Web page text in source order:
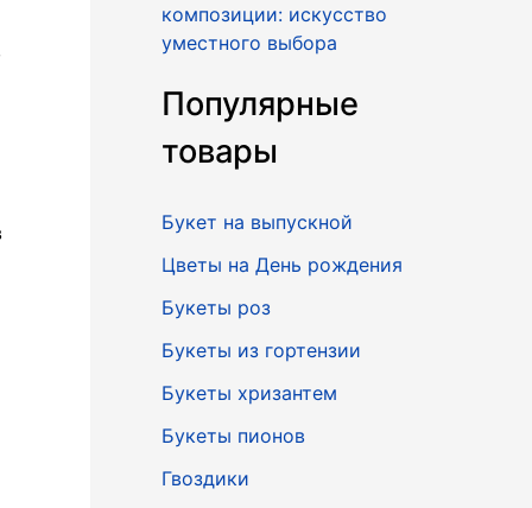
композиции: искусство
уместного выбора
Популярные
товары
Букет на выпускной
Цветы на День рождения
Букеты роз
Букеты из гортензии
Букеты хризантем
Букеты пионов
Гвоздики